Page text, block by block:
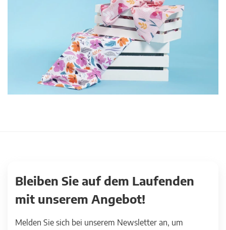
Bleiben Sie auf dem Laufenden
mit unserem Angebot!
Melden Sie sich bei unserem Newsletter an, um